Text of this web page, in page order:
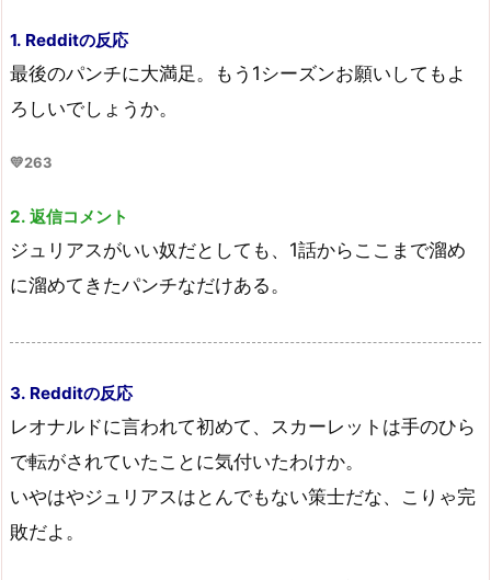
1. Redditの反応
最後のパンチに大満足。もう1シーズンお願いしてもよ
ろしいでしょうか。
💛263
2. 返信コメント
ジュリアスがいい奴だとしても、1話からここまで溜め
に溜めてきたパンチなだけある。
3. Redditの反応
レオナルドに言われて初めて、スカーレットは手のひら
で転がされていたことに気付いたわけか。
いやはやジュリアスはとんでもない策士だな、こりゃ完
敗だよ。